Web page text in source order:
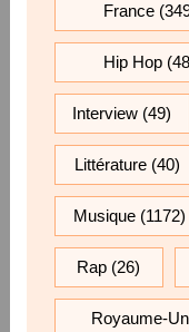
France
Hip Hop
Interview (49)
Littérature(40)
Musique(1172)
Rap (26)
Royaume-